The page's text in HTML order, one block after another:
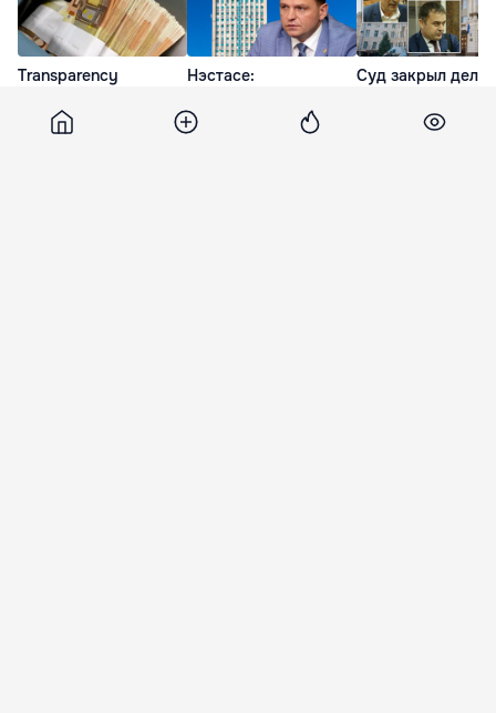
Transparency
добилась высоких
результатов в борьбе
Нэстасе:
решения" скрывают
схему приватизации
Суд закрыл дела
подозреваемых в
незаконном